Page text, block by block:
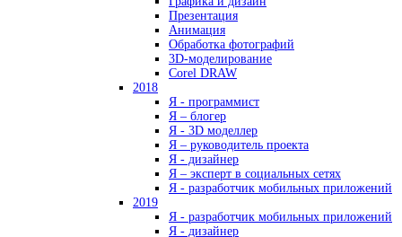
Презентация
Анимация
Обработка фотографий
3D-моделирование
Corel DRAW
2018
Я - программист
Я – блогер
Я - 3D моделлер
Я – руководитель проекта
Я - дизайнер
Я – эксперт в социальных сетях
Я - разработчик мобильных приложений
2019
Я - разработчик мобильных приложений
Я - дизайнер